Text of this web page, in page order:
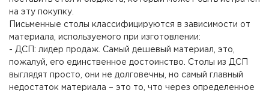
на эту покупку.
Письменные столы классифицируются в зависимости от
материала, используемого при изготовлении:
- ДСП: лидер продаж. Самый дешевый материал, это,
пожалуй, его единственное достоинство. Столы из ДСП
выглядят просто, они не долговечны, но самый главный
недостаток материала – это то, что через определенное